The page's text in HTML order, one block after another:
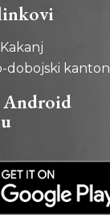
dobojski kanton
Android